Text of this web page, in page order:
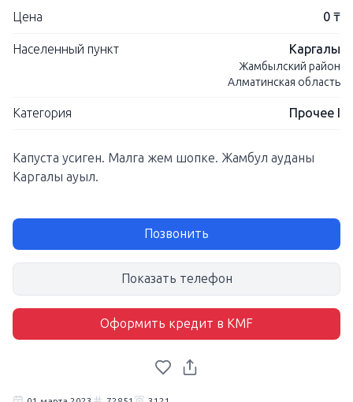
Цена 0 ₸
Населенный пункт Каргалы
Жамбылский район
Алматинская область
Категория Прочее I
Капуста усиген. Малга жем шопке. Жамбул ауданы
Каргалы ауыл.
Позвонить
Показать телефон
Оформить кредит в KMF